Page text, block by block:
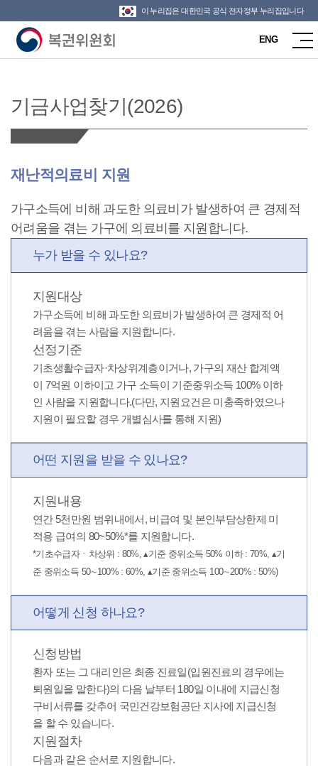
이 누리집은 대한민국 공식 전자정부 누리집입니다
ENG
기금사업찾기(2026)
재난적의료비 지원
가구소득에 비해 과도한 의료비가 발생하여 큰 경제적
어려움을 겪는 가구에 의료비를 지원합니다.
누가받을 수 있나요?
지원대상
가구소득에 비해 과도한 의료비가 발생하여 큰 경제적 어
려움을 겪는 사람을 지원합니다.
선정기준
기초생활수급자·차상위계층이거나, 가구의 재산 합계액
이 7억원 이하이고 가구 소득이 기준중위소득 100% 이하
인 사람을 지원합니다.(다만, 지원요건은 미충족하였으나
지원이 필요할 경우 개별심사를 통해 지원)
어떤 지원 을 받을 수 있나요?
지원내용
연간 5천만원 범위내에서, 비급여 및 본인부담상한제 미
적용 급여의 80~50%*를 지원합니다.
*기초수급자ㆍ차상위 : 80%, ▴기준 중위소득 50% 이하 : 70%, ▴기
준 중위소득 50∼100% : 60%, ▴기준 중위소득 100∼200% : 50%)
어떻게 신청 하나요?
신청방법
환자 또는 그 대리인은 최종 진료일(입원진료의 경우에는
퇴원일을 말한다)의 다음 날부터 180일 이내에 지급신청
구비서류를 갖추어 국민건강보험공단 지사에 지급신청
을 할 수 있습니다.
지원절차
다음과 같은 순서로 지원합니다.